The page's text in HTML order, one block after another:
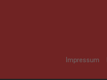
Impressum